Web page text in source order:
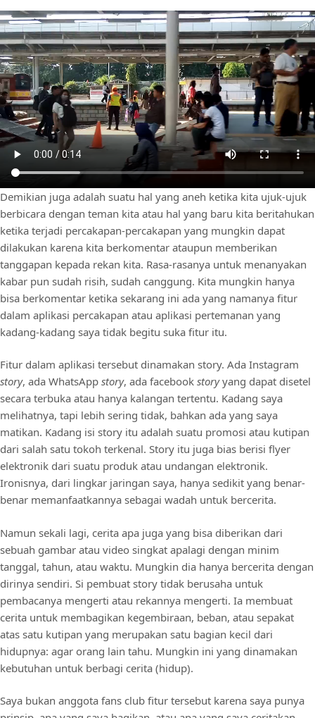
Demikian juga adalah suatu hal yang aneh ketika kita ujuk-ujuk
berbicara dengan teman kita atau hal yang baru kita beritahukan
ketika terjadi percakapan-percakapan yang mungkin dapat
dilakukan karena kita berkomentar ataupun memberikan
tanggapan kepada rekan kita. Rasa-rasanya untuk menanyakan
kabar pun sudah risih, sudah canggung. Kita mungkin hanya
bisa berkomentar ketika sekarang ini ada yang namanya fitur
dalam aplikasi percakapan atau aplikasi pertemanan yang
kadang-kadang saya tidak begitu suka fitur itu.
Fitur dalam aplikasi tersebut dinamakan story. Ada Instagram
story, ada WhatsApp story, ada facebook storyyang dapat disetel
secara terbuka atau hanya kalangan tertentu. Kadang saya
melihatnya, tapi lebih sering tidak, bahkan ada yang saya
matikan. Kadang isi story itu adalah suatu promosi atau kutipan
dari salah satu tokoh terkenal. Story itu juga bias berisi flyer
elektronik dari suatu produk atau undangan elektronik.
Ironisnya, dari lingkar jaringan saya, hanya sedikit yang benar-
benar memanfaatkannya sebagai wadah untuk bercerita.
Namun sekali lagi, cerita apa juga yang bisa diberikan dari
sebuah gambar atau video singkat apalagi dengan minim
tanggal, tahun, atau waktu. Mungkin dia hanya bercerita dengan
dirinya sendiri. Si pembuat story tidak berusaha untuk
pembacanya mengerti atau rekannya mengerti. Ia membuat
cerita untuk membagikan kegembiraan, beban, atau sepakat
atas satu kutipan yang merupakan satu bagian kecil dari
hidupnya: agar orang lain tahu. Mungkin ini yang dinamakan
kebutuhan untuk berbagi cerita (hidup).
Saya bukan anggota fans club fitur tersebut karena saya punya